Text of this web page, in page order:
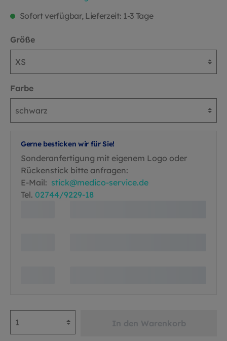
Sofort verfügbar, Lieferzeit: 1-3 Tage
Größe
Farbe
Gerne besticken wir für Sie!
Sonderanfertigung mit eigenem Logo oder
Rückenstick bitte anfragen:
E-Mail: stick@medico-service.de
Tel. 02744/9229-18
In den Warenkorb